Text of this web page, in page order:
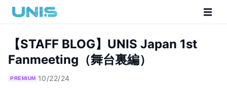
【STAFF BLOG】UNIS Japan 1st
Fanmeeting（舞台裏編）
PREMIUM 10/22/24